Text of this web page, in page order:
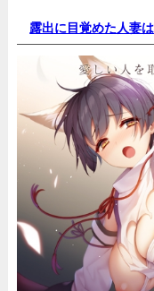
露出に目覚めた人妻